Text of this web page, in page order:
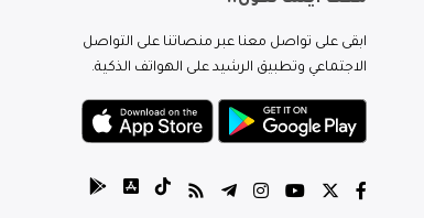
ابقى على تواصل معنا عبر منصاتنا على التواصل
الاجتماعي وتطبيق الرشيد على الهواتف الذكية.